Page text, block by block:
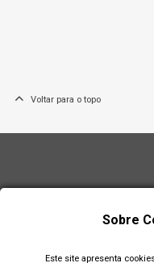
Voltar para o topo
Sobre
Este site apresenta